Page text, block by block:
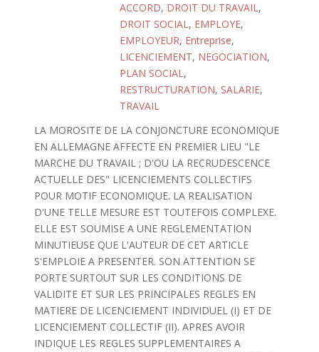
ACCORD, DROIT DU TRAVAIL,
DROIT SOCIAL, EMPLOYE,
EMPLOYEUR, Entreprise,
LICENCIEMENT, NEGOCIATION,
PLAN SOCIAL,
RESTRUCTURATION, SALARIE,
TRAVAIL
LA MOROSITE DE LA CONJONCTURE ECONOMIQUE
EN ALLEMAGNE AFFECTE EN PREMIER LIEU "LE
MARCHE DU TRAVAIL ; D'OU LA RECRUDESCENCE
ACTUELLE DES" LICENCIEMENTS COLLECTIFS
POUR MOTIF ECONOMIQUE. LA REALISATION
D'UNE TELLE MESURE EST TOUTEFOIS COMPLEXE.
ELLE EST SOUMISE A UNE REGLEMENTATION
MINUTIEUSE QUE L'AUTEUR DE CET ARTICLE
S'EMPLOIE A PRESENTER. SON ATTENTION SE
PORTE SURTOUT SUR LES CONDITIONS DE
VALIDITE ET SUR LES PRINCIPALES REGLES EN
MATIERE DE LICENCIEMENT INDIVIDUEL (I) ET DE
LICENCIEMENT COLLECTIF (II). APRES AVOIR
INDIQUE LES REGLES SUPPLEMENTAIRES A